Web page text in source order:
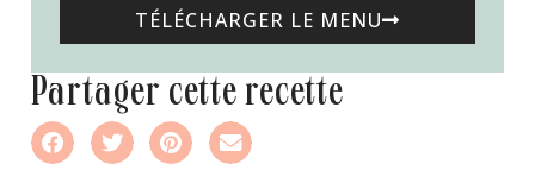
TÉLÉCHARGER LE MENU
partager cette recette